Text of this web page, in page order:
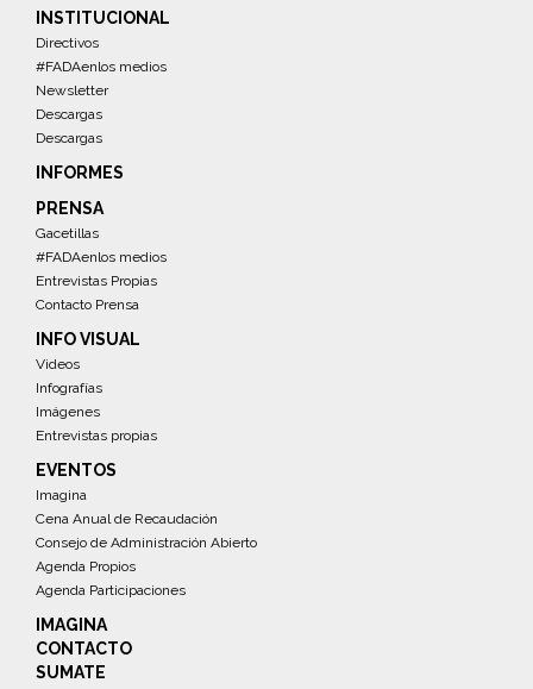
INSTITUCIONAL
Directivos
#FADAenlos medios
Newsletter
Descargas
Descargas
INFORMES
PRENSA
Gacetillas
#FADAenlos medios
Entrevistas Propias
Contacto Prensa
INFO VISUAL
Videos
Infografías
Imágenes
Entrevistas propias
EVENTOS
Imagina
Cena Anual de Recaudación
Consejo de Administración Abierto
Agenda Propios
Agenda Participaciones
IMAGINA
CONTACTO
SUMATE